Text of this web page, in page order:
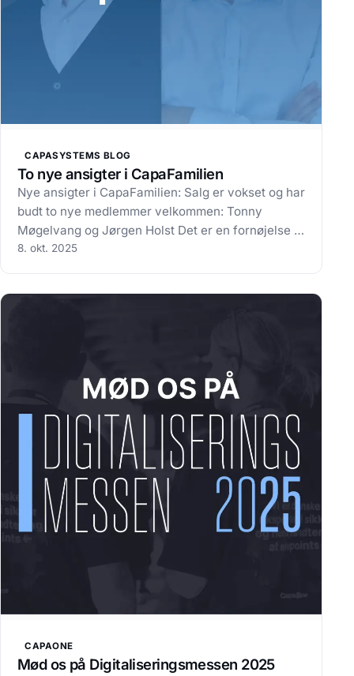
CAPASYSTEMS BLOG
To nye ansigter i CapaFamilien
Nye ansigter i CapaFamilien: Salg er vokset og har
budt to nye medlemmer velkommen: Tonny
Møgelvang og Jørgen Holst Det er en fornøjelse at
fortælle, at vi har budt velkommen til to nye
8. okt. 2025
CAPAONE
Mød os på Digitaliseringsmessen 2025